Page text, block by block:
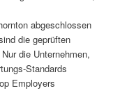
abgeschlossen
die geprüften
die Unternehmen,
Standards
Employers